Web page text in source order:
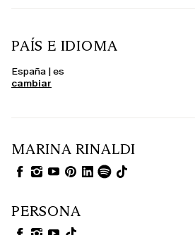
PAÍS E IDIOMA
España | es
cambiar
MARINA RINALDI
PERSONA